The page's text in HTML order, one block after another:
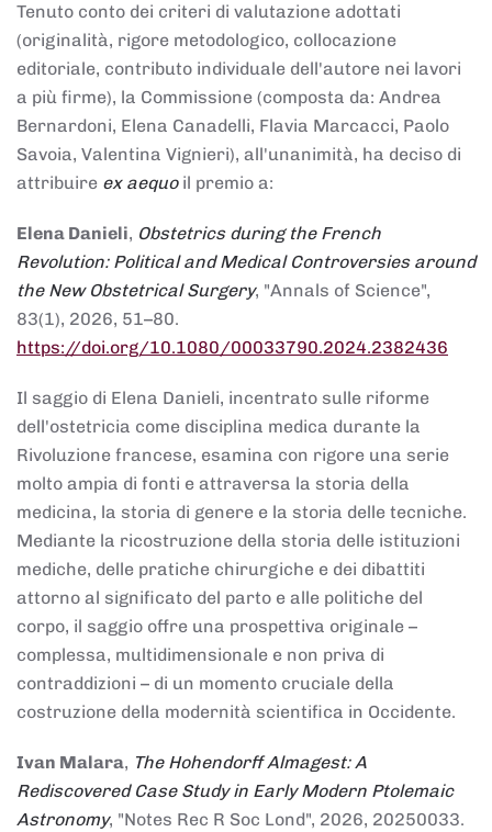
Tenuto conto dei criteri di valutazione adottati
(originalità, rigore metodologico, collocazione
editoriale, contributo individuale dell'autore nei lavori
a più firme), la Commissione (composta da: Andrea
Bernardoni, Elena Canadelli, Flavia Marcacci, Paolo
Savoia, Valentina Vignieri), all'unanimità, ha deciso di
attribuire ex aequoil premio a:
Elena Danieli, Obstetrics during the French
Revolution: Political and Medical Controversies around
the New Obstetrical Surgery, "Annals of Science",
83(1), 2026, 51–80.
https://doi.org/10.1080/00033790.2024.2382436
Il saggio di Elena Danieli, incentrato sulle riforme
dell'ostetricia come disciplina medica durante la
Rivoluzione francese, esamina con rigore una serie
molto ampia di fonti e attraversa la storia della
medicina, la storia di genere e la storia delle tecniche.
Mediante la ricostruzione della storia delle istituzioni
mediche, delle pratiche chirurgiche e dei dibattiti
attorno al significato del parto e alle politiche del
corpo, il saggio offre una prospettiva originale –
complessa, multidimensionale e non priva di
contraddizioni – di un momento cruciale della
costruzione della modernità scientifica in Occidente.
Ivan Malara, The Hohendorff Almagest: A
Rediscovered Case Study in Early Modern Ptolemaic
Astronomy, "Notes Rec R Soc Lond", 2026, 20250033.